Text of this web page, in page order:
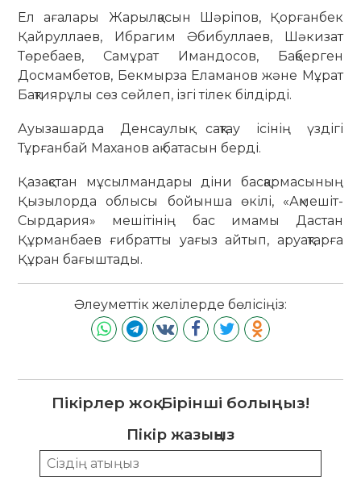
Ел ағалары Жарылқасын Шәріпов, Қорғанбек
Қайруллаев, Ибрагим Әбибуллаев, Шәкизат
Төребаев, Самұрат Имандосов, Бақберген
Досмамбетов, Бекмырза Еламанов және Мұрат
Бақтиярұлы сөз сөйлеп, ізгі тілек білдірді.
Ауызашарда Денсаулық сақтау ісінің үздігі
Тұрғанбай Маханов ақ батасын берді.
Қазақстан мұсылмандары діни басқармасының
Қызылорда облысы бойынша өкілі, «Ақмешіт-
Сырдария» мешітінің бас имамы Дастан
Құрманбаев ғибратты уағыз айтып, аруақтарға
Құран бағыштады.
Әлеуметтік желілерде бөлісіңіз:
Пікірлер жоқ. Бірінші болыңыз!
Пікір жазыңыз